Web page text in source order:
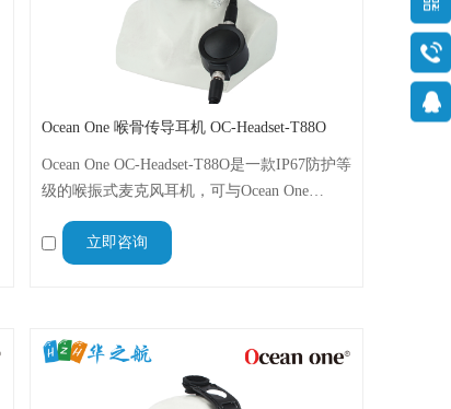
Ocean One 喉骨传导耳机 OC-Headset-T88O
Ocean One OC-Headset-T88O是一款IP67防护等
级的喉振式麦克风耳机，可与Ocean One
A300V和A600V无线电对讲机兼容，在苛刻环
境中进行清晰、免提和隐蔽的通信。
立即咨询